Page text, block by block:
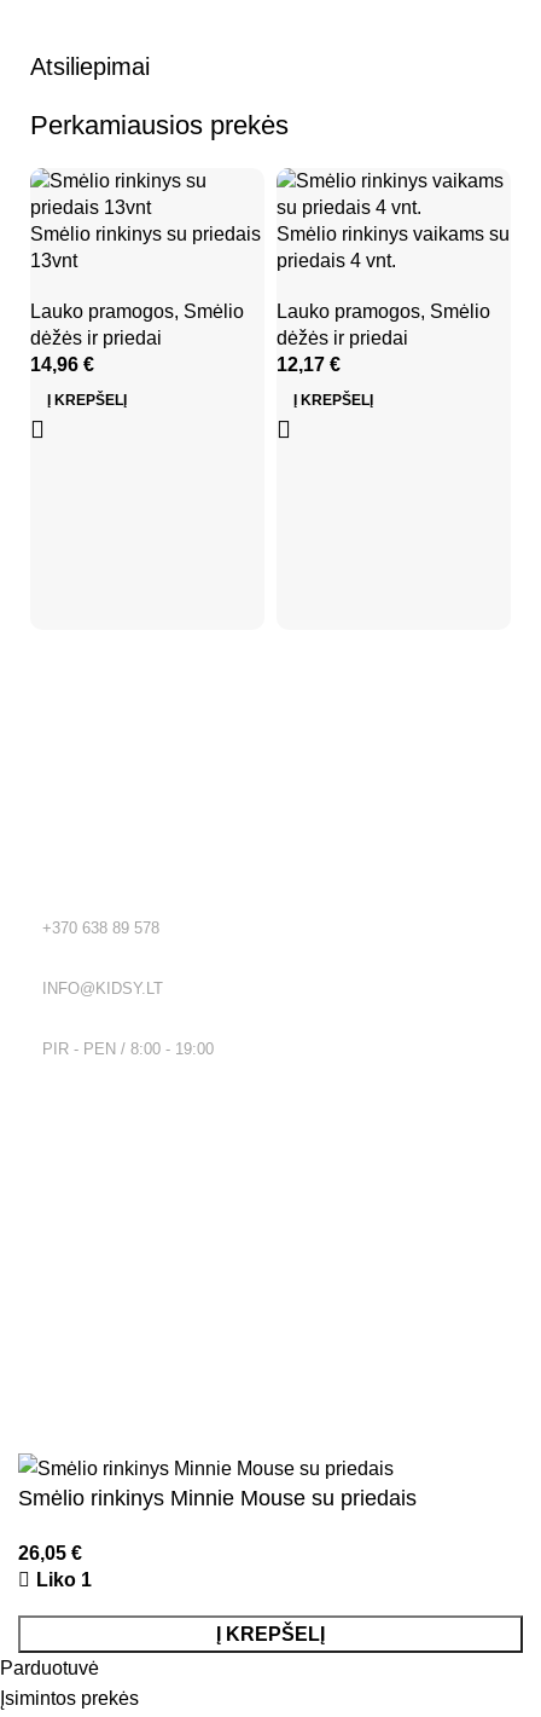
Atsiliepimai
Perkamiausios prekės
Smėlio rinkinys su priedais
13vnt
Lauko pramogos, Smėlio
dėžės ir priedai
14,96 €
Į KREPŠELĮ
Smėlio rinkinys vaikams su
priedais 4 vnt.
Lauko pramogos, Smėlio
dėžės ir priedai
12,17 €
Į KREPŠELĮ
+370 638 89 578
INFO@KIDSY.LT
PIR - PEN / 8:00 - 19:00
Smėlio rinkinys Minnie Mouse su priedais
26,05 €
Liko 1
Į KREPŠELĮ
Parduotuvė
Įsimintos prekės